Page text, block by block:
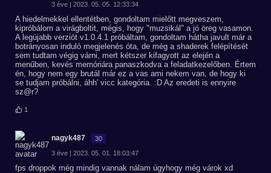
3 éve | 2023. 05. 05. 12:33:34
A hiedelmekkel ellentétben, gondoltam mielőtt megveszem,
kipróbálom a virágboltit, mégis, hogy "muzsikál" a jó öreg vasamon.
A legújabb verziót v1.0.4.1 próbáltam, gondoltam hátha javult már a
botrányosan induló megjelenés óta, de még a shaderek felépítését
sem tudtam végig várni, mert kétszer kifagyott az elején a
menűben, kevés memóriára panaszkodva a feladatkezelőben. Értem
én, hogy nem egy brutál már ez a vas ami nekem van, de hogy ki
se tudjam próbálni, áhh' vicc kategória. :D Az eredeti is ennyire
sz@r?
1
nagyk487 30
3 éve | 2023. 05. 01. 18:03:47
fps droppok még mindig vannak nálam úgyhogy még várok xd